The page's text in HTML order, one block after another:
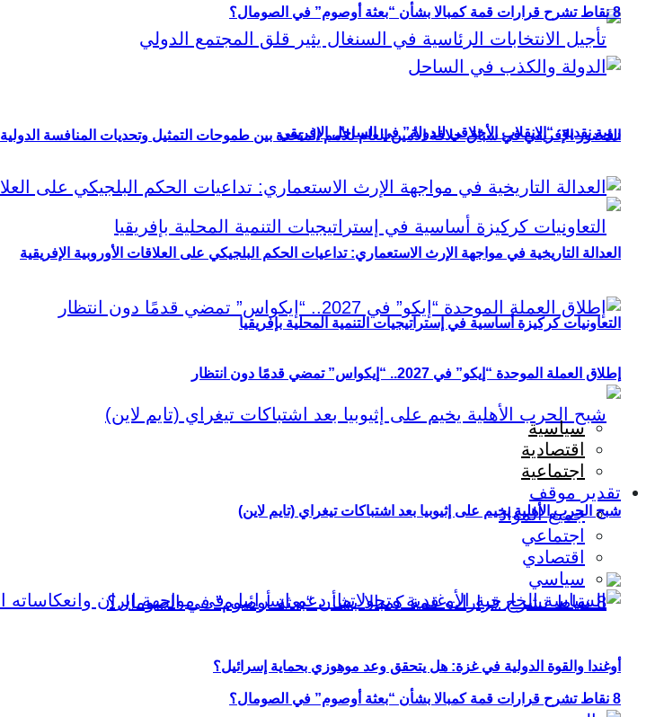
الحضور الإفريقي في سباق خلافة الأمين العام للأمم المتحدة بين طموحات التمثيل وتحديات المنافسة الدولية
التعاونيات كركيزة أساسية في إستراتيجيات التنمية المحلية بإفريقيا
شبح الحرب الأهلية يخيم على إثيوبيا بعد اشتباكات تيغراي (تايم لاين)
8 نقاط تشرح قرارات قمة كمبالا بشأن “بعثة أوصوم” في الصومال؟
8 نقاط تشرح قرارات قمة كمبالا بشأن “بعثة أوصوم” في الصومال؟
رؤية نقدية: “الانقلاب الأخلاقي للدولة” في الساحل الإفريقي
العدالة التاريخية في مواجهة الإرث الاستعماري: تداعيات الحكم البلجيكي على العلاقات الأوروبية الإفريقية
إطلاق العملة الموحدة “إيكو” في 2027.. “إيكواس” تمضي قدمًا دون انتظار
سياسية
اقتصادية
اجتماعية
تقدير موقف
جميع المواد
اجتماعي
اقتصادي
سياسي
أوغندا والقوة الدولية في غزة: هل يتحقق وعد موهوزي بحماية إسرائيل؟